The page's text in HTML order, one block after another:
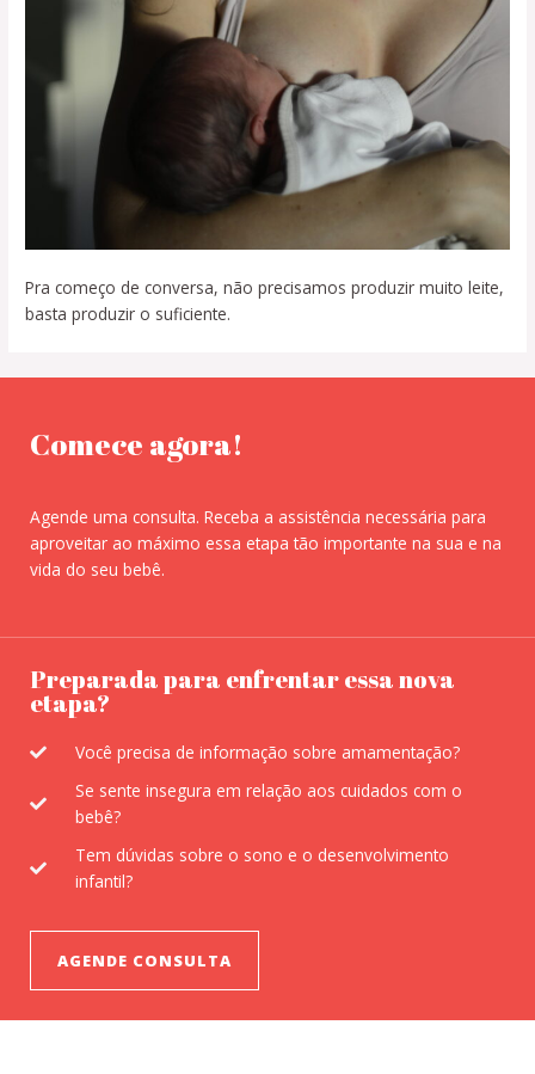
Pra começo de conversa, não precisamos produzir muito leite,
basta produzir o suficiente.
Comece agora!
Agende uma consulta. Receba a assistência necessária para
aproveitar ao máximo essa etapa tão importante na sua e na
vida do seu bebê.
Preparada para enfrentar essa nova
etapa?
Você precisa de informação sobre amamentação?
Se sente insegura em relação aos cuidados com o
bebê?
Tem dúvidas sobre o sono e o desenvolvimento
infantil?
AGENDE CONSULTA